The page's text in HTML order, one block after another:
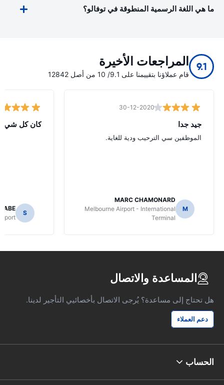
ما هي اللغة الرسمية المنطوقة في توفالو؟
9.1 المراجعات الأخيرة
قام عملاؤنا بتقييمنا على 9.1/ 10 من أصل 12842
30-12-2020
جيد جدا
الموظفين سي الترحيب ودية للغاية.
M
MARC CHAMONARD
Melbourne Airport - International
Terminal
كان كل شيء
S
المساعدة والاتصال
هل تحتاج إلى مساعدة؟ يُرجى الاتصال بأخصائيي التأجير لدينا.
دعم العملاء
الحساب